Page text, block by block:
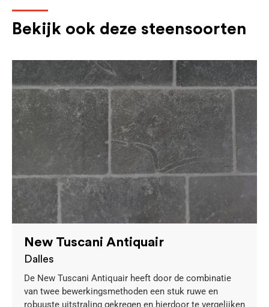
Bekijk ook deze steensoorten
New Tuscani Antiquair
Dalles
De New Tuscani Antiquair heeft door de combinatie
van twee bewerkingsmethoden een stuk ruwe en
robuuste uitstraling gekregen en hierdoor te vergelijken